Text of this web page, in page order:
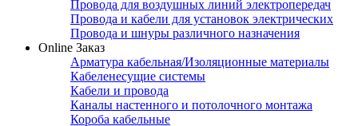
Провода для воздушных линий электропередач
Провода и кабели для установок электрических
Провода и шнуры различного назначения
Online Заказ
Арматура кабельная/Изоляционные материалы
Кабеленесущие системы
Кабели и провода
Каналы настенного и потолочного монтажа
Короба кабельные